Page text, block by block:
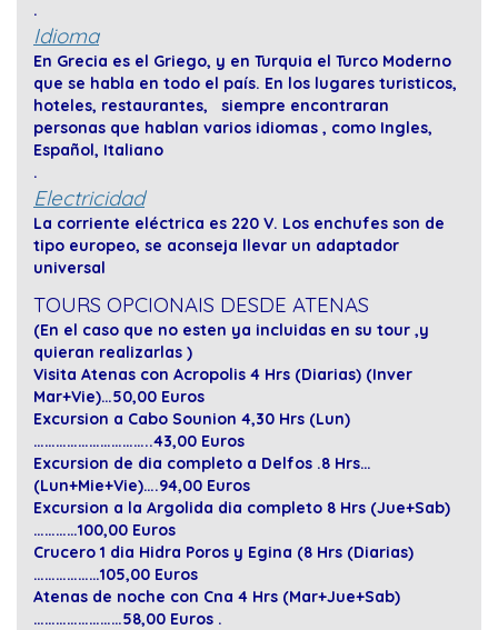
.
Idioma
En Grecia es el Griego, y en Turquia el Turco Moderno
que se habla en todo el país. En los lugares turisticos,
hoteles, restaurantes, siempre encontraran
personas que hablan varios idiomas , como Ingles,
Español, Italiano
.
Electricidad
La corriente eléctrica es 220 V. Los enchufes son de
tipo europeo, se aconseja llevar un adaptador
universal
TOURS OPCIONAIS DESDE ATENAS
(En el caso que no esten ya incluidas en su tour ,y
quieran realizarlas )
Visita Atenas con Acropolis 4 Hrs (Diarias) (Inver
Mar+Vie)…50,00 Euros
Excursion a Cabo Sounion 4,30 Hrs (Lun)
…………………………..43,00 Euros
Excursion de dia completo a Delfos .8 Hrs…
(Lun+Mie+Vie)….94,00 Euros
Excursion a la Argolida dia completo 8 Hrs (Jue+Sab)
…………100,00 Euros
Crucero 1 dia Hidra Poros y Egina (8 Hrs (Diarias)
………………105,00 Euros
Atenas de noche con Cna 4 Hrs (Mar+Jue+Sab)
……………………58,00 Euros .